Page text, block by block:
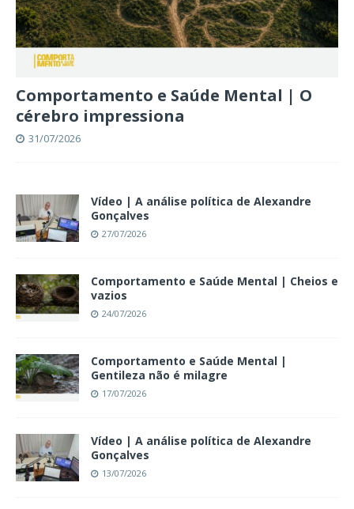
Comportamento e Saúde Mental | O
cérebro impressiona
31/07/2026
Vídeo | A análise política de Alexandre
Gonçalves
27/07/2026
Comportamento e Saúde Mental | Cheios e
vazios
24/07/2026
Comportamento e Saúde Mental |
Gentileza não é milagre
17/07/2026
Vídeo | A análise política de Alexandre
Gonçalves
13/07/2026